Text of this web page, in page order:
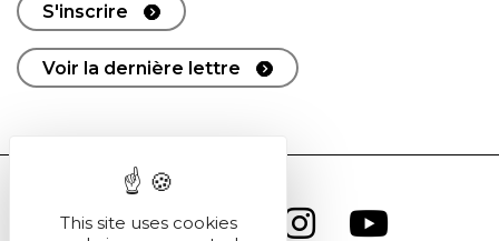
S'inscrire
Voir la dernière lettre
This site uses cookies